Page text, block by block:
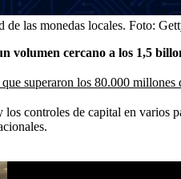
las monedas locales. Foto:
volumen cercano a los 1,5
superaron los 80.000 millones
controles de capital en varios